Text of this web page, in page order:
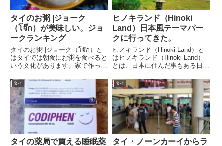
タイのお粥 |ジョーク
（โจ๊ก）が美味しい。ジョ
ークランキング
タイのお粥 |ジョーク（โจ๊ก）と
はタイでは朝食にお粥を食べると
いう文化があります。家で作って
食べに行くという方が多いようで
す。そのタイのお粥の事をタイ語
で「ジョーク（โจ๊ก）」と言いま
す。タイのお粥、ジョ...
ヒノキランド（Hinoki
Land）日本風テーマパー
クに行ってきた。
ヒノキランド（Hinoki Land）と
はヒノキランド（Hinoki Land）
とは、日本に住んだ事もある日本
億円かけて建設した、チェンマイ
の北部にあるチャイプラーカーン
郡にある、タイ国内に唯一の日本
風テーマパ...
タイ
タイの薬局で買える睡眠薬
タイ
タイ・ノーンカーイからラ